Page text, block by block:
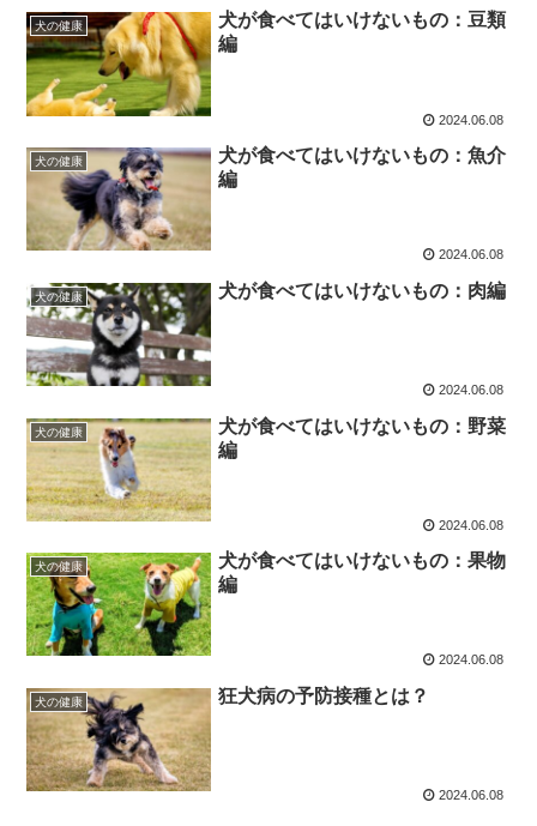
犬の健康
犬が食べてはいけないもの：豆類
編
2024.06.08
犬の健康
犬が食べてはいけないもの：魚介
編
2024.06.08
犬の健康 犬が食べてはいけないもの：肉編
2024.06.08
犬の健康
犬が食べてはいけないもの：野菜
編
2024.06.08
犬の健康
犬が食べてはいけないもの：果物
編
2024.06.08
犬の健康 狂犬病の予防接種とは？
2024.06.08